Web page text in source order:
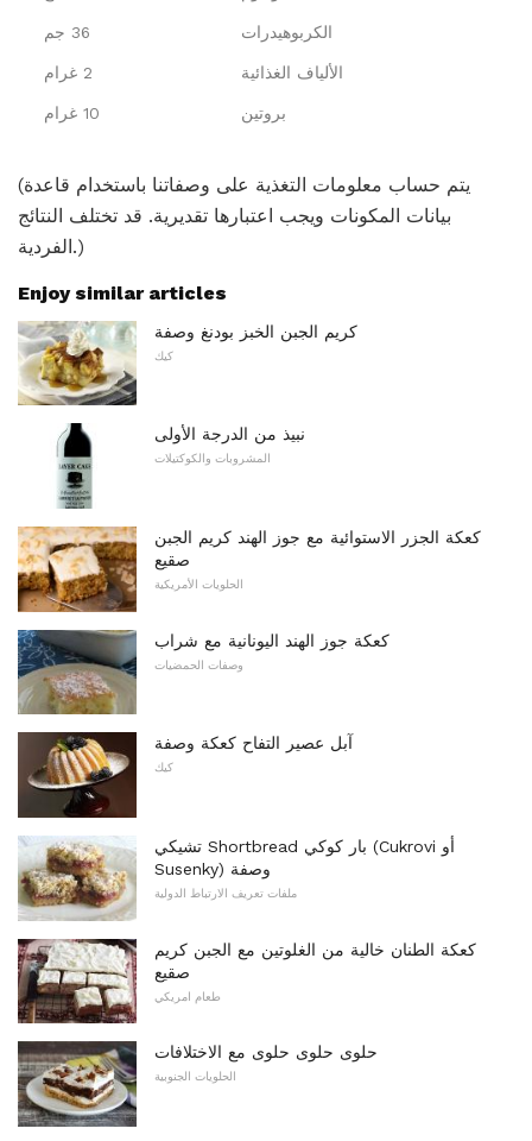
الكربوهيدرات 36 جم
الألياف الغذائية 2 غرام
بروتين 10 غرام
(يتم حساب معلومات التغذية على وصفاتنا باستخدام قاعدة
بيانات المكونات ويجب اعتبارها تقديرية. قد تختلف النتائج
الفردية.)
Enjoy similar articles
كريم الجبن الخبز بودنغ وصفة
كيك
نبيذ من الدرجة الأولى
المشروبات والكوكتيلات
كعكة الجزر الاستوائية مع جوز الهند كريم الجبن
صقيع
الحلويات الأمريكية
كعكة جوز الهند اليونانية مع شراب
وصفات الحمضيات
آبل عصير التفاح كعكة وصفة
كيك
تشيكي Shortbread بار كوكي (Cukrovi أو
Susenky) وصفة
ملفات تعريف الارتباط الدولية
كعكة الطنان خالية من الغلوتين مع الجبن كريم
صقيع
طعام امريكي
حلوى حلوى حلوى مع الاختلافات
الحلويات الجنوبية